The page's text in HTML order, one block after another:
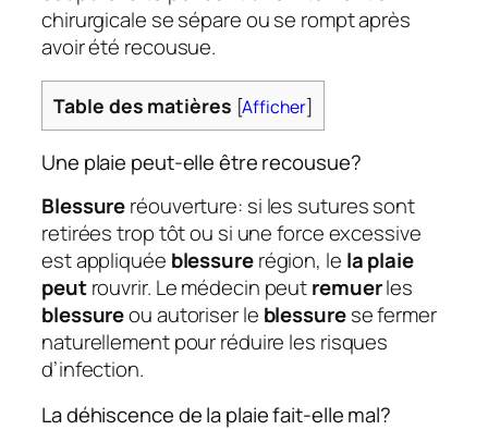
chirurgicale se sépare ou se rompt après
avoir été recousue.
Table des matières [Afficher]
Une plaie peut-elle être recousue?
Blessureréouverture: si les sutures sont
retirées trop tôt ou si une force excessive
est appliquée blessurerégion, le la plaie
peutrouvrir. Le médecin peutremuerles
blessureou autoriser le blessurese fermer
naturellement pour réduire les risques
d’infection.
La déhiscence de la plaie fait-elle mal?